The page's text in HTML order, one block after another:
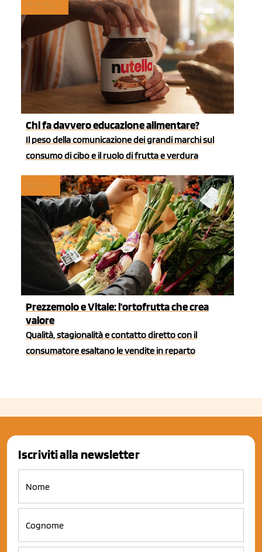
Chi fa davvero educazione alimentare?
Il peso della comunicazione dei grandi marchi sul
consumo di cibo e il ruolo di frutta e verdura
Prezzemolo e Vitale: l'ortofrutta che crea
valore
Qualità, stagionalità e contatto diretto con il
consumatore esaltano le vendite in reparto
Iscriviti alla newsletter